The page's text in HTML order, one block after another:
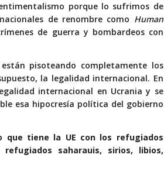
porque lo sufrimos de
de renombre como Human
de guerra y bombardeos con
pisoteando completamente los
la legalidad internacional. En
internacional en Ucrania y se
esa hipocresía política del gobierno
tiene la UE con los refugiados
saharauis, sirios, libios,